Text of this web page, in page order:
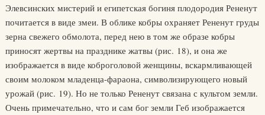
Элевсинских мистерий и египетская богиня плодородия Рененут
почитается в виде змеи. В облике кобры охраняет Рененут груды
зерна свежего обмолота, перед нею в том же образе кобры
приносят жертвы на празднике жатвы (рис. 18), и она же
изображается в виде коброголовой женщины, вскармливающей
своим молоком младенца-фараона, символизирующего новый
урожай (рис. 19). Но не только Рененут связана с культом земли.
Очень примечательно, что и сам бог земли Геб изображается